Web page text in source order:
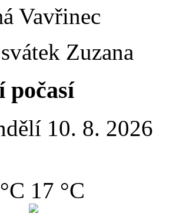
Vavřinec
Zuzana
počasí
10. 8. 2026
17 °C